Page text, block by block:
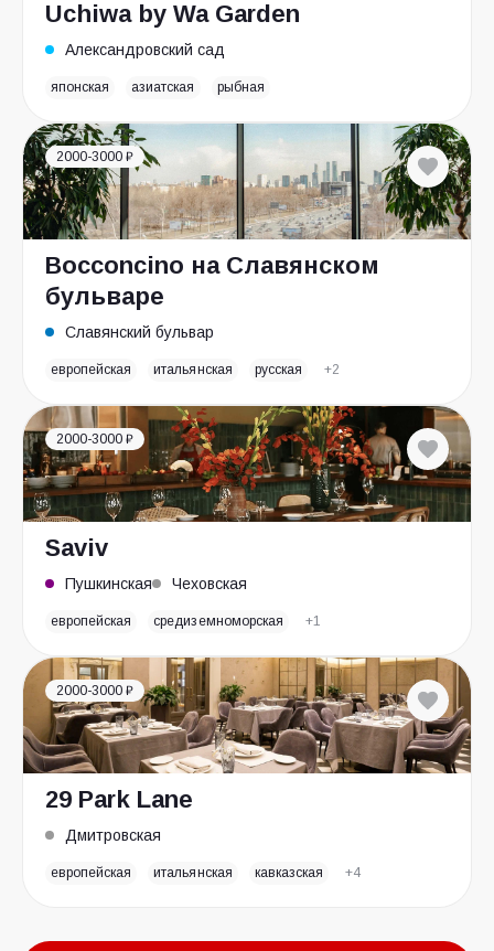
Uchiwa by Wa Garden
Александровский сад
японская азиатская рыбная
2000-3000 ₽
Bocconcino на Славянском
бульваре
Славянский бульвар
европейская итальянская русская +2
2000-3000 ₽
Saviv
Пушкинская Чеховская
европейская средиземноморская +1
2000-3000 ₽
29 Park Lane
Дмитровская
европейская итальянская кавказская +4